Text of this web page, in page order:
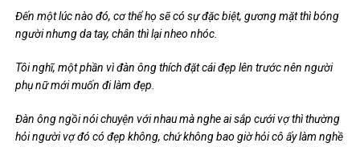
Đến một lúc nào đó, cơ thể họ sẽ có sự đặc biệt, gương mặt thì bóng
người nhưng da tay, chân thì lại nheo nhóc.
Tôi nghĩ, một phần vì đàn ông thích đặt cái đẹp lên trước nên người
phụ nữ mới muốn đi làm đẹp.
Đàn ông ngồi nói chuyện với nhau mà nghe ai sắp cưới vợ thì thường
hỏi người vợ đó có đẹp không, chứ không bao giờ hỏi cô ấy làm nghề